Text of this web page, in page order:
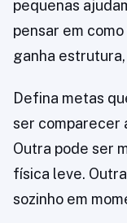
pequenas
pensar em
ganha
Defina metas
ser comparecer
Outra pode ser
física leve.
sozinho em